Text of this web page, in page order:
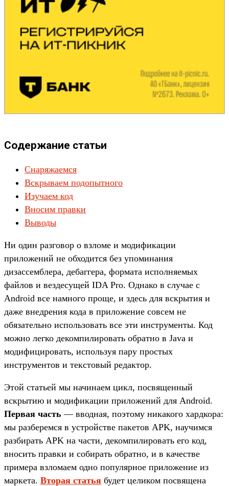
Содержание статьи
Снаряжаемся
Вскрываем подопытного
Изучаем код
Вносим правки
Выводы
Ни один разговор о взломе и модификации
приложений не обходится без упоминания
дизассемблера, дебаггера, формата исполняемых
файлов и вездесущей IDA Pro. Однако в случае с
Android все намного проще, и здесь для вскрытия и
даже внедрения кода в приложение совсем не
обязательно использовать все эти инструменты. Код
можно легко декомпилировать обратно в Java и
модифицировать, используя пару простых
инструментов и текстовый редактор.
Этой статьей мы начинаем цикл, посвященный
вскрытию и модификации приложений для Android.
Первая часть — вводная, поэтому никакого хардкора:
мы разберемся в устройстве пакетов APK, научимся
разбирать APK на части, декомпилировать его код,
вносить правки и собирать обратно, и в качестве
примера взломаем одно популярное приложение из
маркета. Вторая статья будет целиком посвящена